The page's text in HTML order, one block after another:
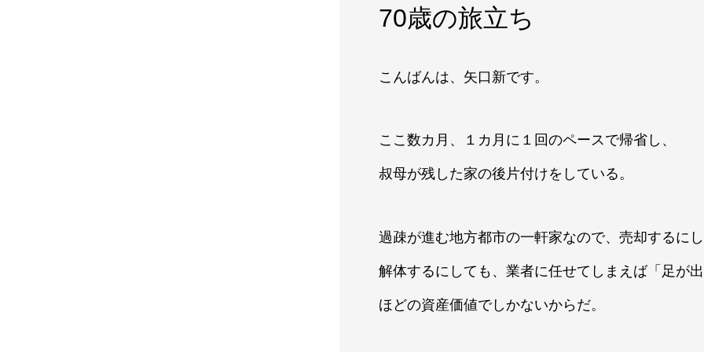
70歳の旅立ち
こんばんは、矢口新です。
ここ数カ月、１カ月に１回のペースで帰省し、
叔母が残した家の後片付けをしている。
過疎が進む地方都市の一軒家なので、売却するにし
解体するにしても、業者に任せてしまえば「足が出
ほどの資産価値でしかないからだ。